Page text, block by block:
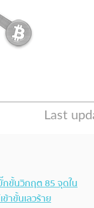
ขั้นวิกฤต 85 จุดใน
าขั้นเลวร้าย